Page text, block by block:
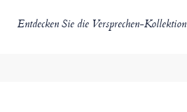
Entdecken Sie die Versprechen-Kollektion